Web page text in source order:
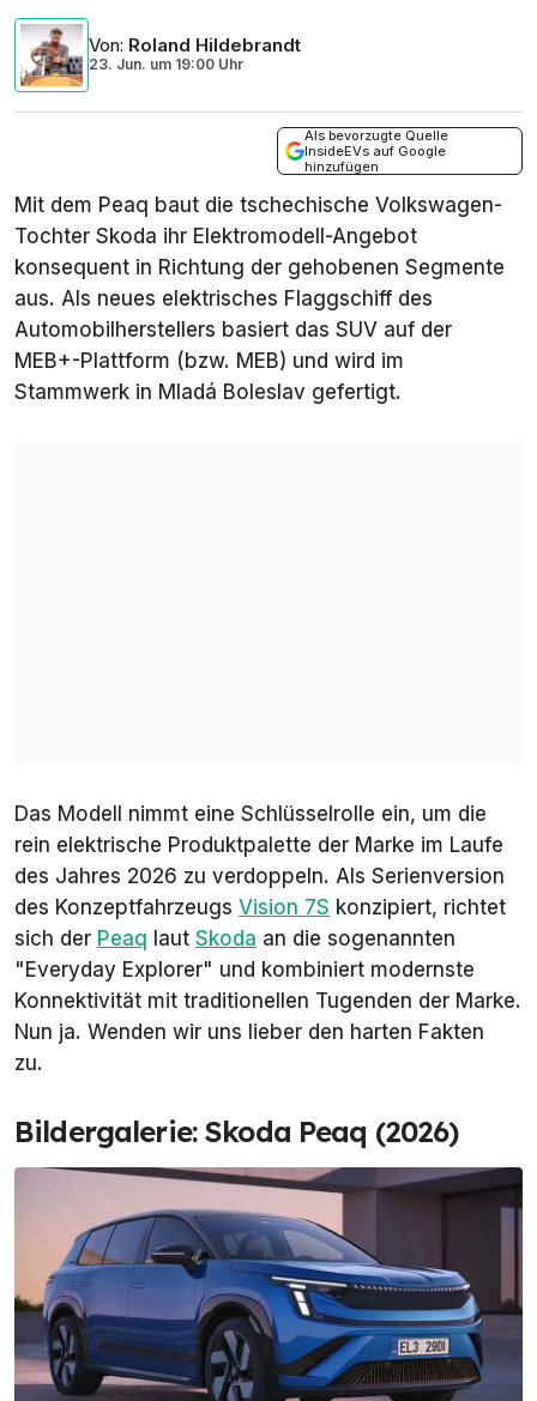
Von: Roland Hildebrandt
23. Jun. um 19:00 Uhr
Als bevorzugte Quelle
InsideEVs auf Google
hinzufügen
Mit dem Peaq baut die tschechische Volkswagen-
Tochter Skoda ihr Elektromodell-Angebot
konsequent in Richtung der gehobenen Segmente
aus. Als neues elektrisches Flaggschiff des
Automobilherstellers basiert das SUV auf der
MEB+-Plattform (bzw. MEB) und wird im
Stammwerk in Mladá Boleslav gefertigt.
Das Modell nimmt eine Schlüsselrolle ein, um die
rein elektrische Produktpalette der Marke im Laufe
des Jahres 2026 zu verdoppeln. Als Serienversion
des Konzeptfahrzeugs Vision 7S konzipiert, richtet
sich der Peaq laut Skoda an die sogenannten
"Everyday Explorer" und kombiniert modernste
Konnektivität mit traditionellen Tugenden der Marke.
Nun ja. Wenden wir uns lieber den harten Fakten
zu.
Bildergalerie: Skoda Peaq (2026)